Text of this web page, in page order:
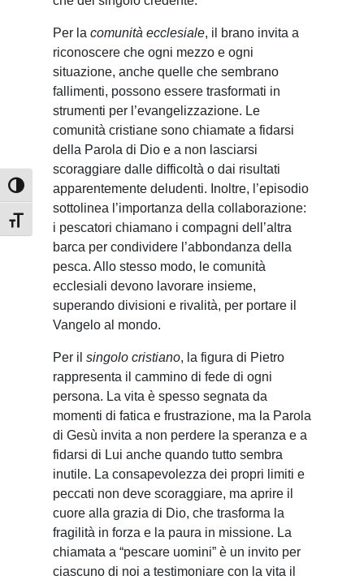
Attiva/disattiva alto contrasto
Attiva/disattiva dimensione testo
Per la comunità ecclesiale, il brano invita a
riconoscere che ogni mezzo e ogni
situazione, anche quelle che sembrano
fallimenti, possono essere trasformati in
strumenti per l’evangelizzazione. Le
comunità cristiane sono chiamate a fidarsi
della Parola di Dio e a non lasciarsi
scoraggiare dalle difficoltà o dai risultati
apparentemente deludenti. Inoltre, l’episodio
sottolinea l’importanza della collaborazione:
i pescatori chiamano i compagni dell’altra
barca per condividere l’abbondanza della
pesca. Allo stesso modo, le comunità
ecclesiali devono lavorare insieme,
superando divisioni e rivalità, per portare il
Vangelo al mondo.
Per il singolo cristiano, la figura di Pietro
rappresenta il cammino di fede di ogni
persona. La vita è spesso segnata da
momenti di fatica e frustrazione, ma la Parola
di Gesù invita a non perdere la speranza e a
fidarsi di Lui anche quando tutto sembra
inutile. La consapevolezza dei propri limiti e
peccati non deve scoraggiare, ma aprire il
cuore alla grazia di Dio, che trasforma la
fragilità in forza e la paura in missione. La
chiamata a “pescare uomini” è un invito per
ciascuno di noi a testimoniare con la vita il